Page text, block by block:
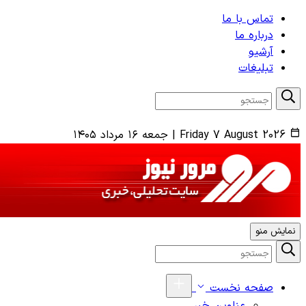
تماس با ما
درباره ما
آرشیو
تبلیغات
Friday 7 August 2026
| جمعه ۱۶ مرداد ۱۴۰۵
نمایش منو
صفحه نخست